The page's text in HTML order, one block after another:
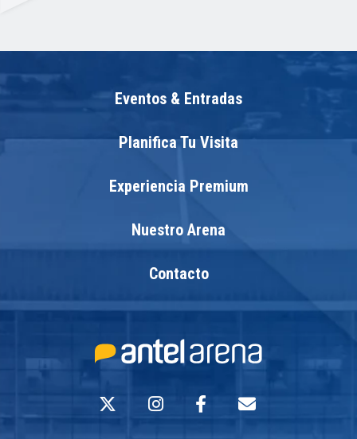
Eventos & Entradas
Planifica Tu Visita
Experiencia Premium
Nuestro Arena
Contacto